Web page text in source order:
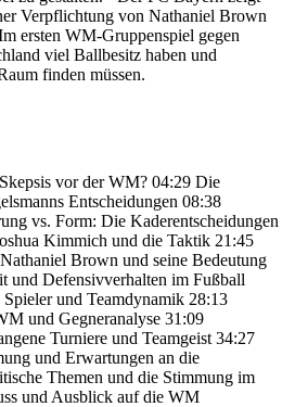
Verpflichtung von Nathaniel Brown
ersten WM-Gruppenspiel gegen
viel Ballbesitz haben und
finden müssen.
vor der WM? 04:29 Die
Entscheidungen 08:38
vs. Form: Die Kaderentscheidungen
Kimmich und die Taktik 21:45
Brown und seine Bedeutung
und Defensivverhalten im Fußball
und Teamdynamik 28:13
und Gegneranalyse 31:09
Turniere und Teamgeist 34:27
und Erwartungen an die
Themen und die Stimmung im
und Ausblick auf die WM